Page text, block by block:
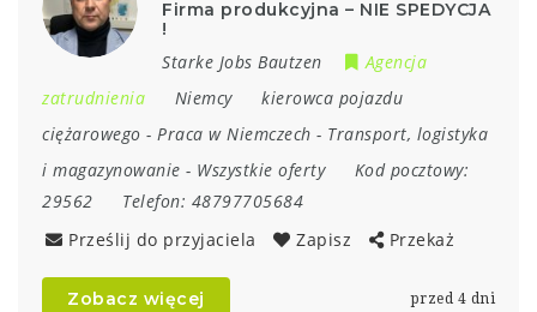
Firma produkcyjna – NIE SPEDYCJA
!
Starke Jobs Bautzen
Agencja
zatrudnienia
Niemcy
kierowca pojazdu
ciężarowego - Praca w Niemczech - Transport, logistyka
i magazynowanie - Wszystkie oferty
Kod pocztowy:
29562
Telefon: 48797705684
Prześlij do przyjaciela
Zapisz Przekaż
Zobacz więcej przed 4 dni